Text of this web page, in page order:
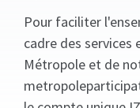
Pour faciliter
cadre des services
Métropole et de